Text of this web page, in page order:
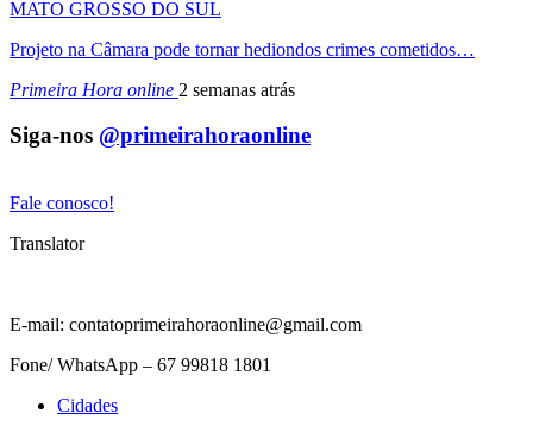
MATO GROSSO DO SUL
Projeto na Câmara pode tornar hediondos crimes cometidos…
Primeira Hora online 2 semanas atrás
Siga-nos @primeirahoraonline
Fale conosco!
Translator
E-mail: contatoprimeirahoraonline@gmail.com
Fone/ WhatsApp – 67 99818 1801
Cidades